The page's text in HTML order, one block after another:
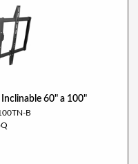
Inclinable 60" a 100"
B